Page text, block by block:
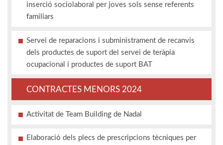
inserció sociolaboral per joves sols sense referents
familiars
Servei de reparacions i subministrament de recanvis
dels productes de suport del servei de teràpia
ocupacional i productes de suport BAT
CONTRACTES MENORS 2024
Activitat de Team Building de Nadal
Elaboració dels plecs de prescripcions tècniques per